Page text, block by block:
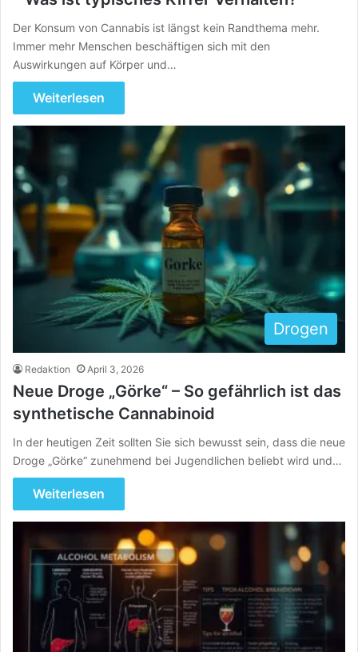
Der Konsum von Cannabis ist längst kein Randthema mehr.
Immer mehr Menschen beschäftigen sich mit den
Auswirkungen auf Körper und…
Weiterlesen
Drogen
Redaktion April 3, 2026
Neue Droge „Görke“ – So gefährlich ist das
synthetische Cannabinoid
In der heutigen Zeit sollten Sie sich bewusst sein, dass die neue
Droge „Görke“ zunehmend bei Jugendlichen beliebt wird und…
Weiterlesen